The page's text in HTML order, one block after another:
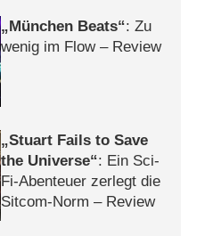
München Beats : Zu
wenig im Flow – Review
Stuart Fails to Save
the Universe : Ein Sci-
Fi-Abenteuer zerlegt die
Sitcom-Norm – Review